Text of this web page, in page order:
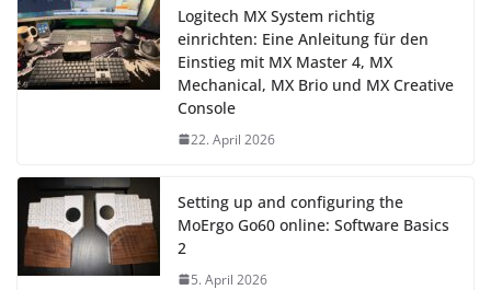
Logitech MX System richtig
einrichten: Eine Anleitung für den
Einstieg mit MX Master 4, MX
Mechanical, MX Brio und MX Creative
Console
22. April 2026
Setting up and configuring the
MoErgo Go60 online: Software Basics
2
5. April 2026